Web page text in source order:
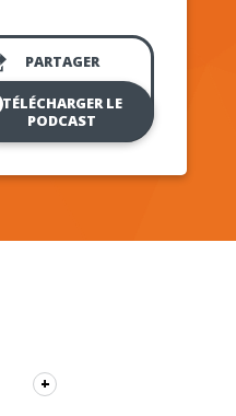
PARTAGER
TÉLÉCHARGER LE
PODCAST
+